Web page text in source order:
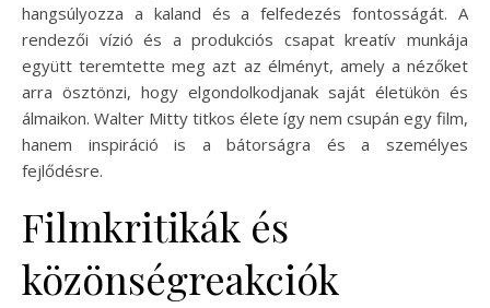
hangsúlyozza a kaland és a felfedezés fontosságát. A
rendezői vízió és a produkciós csapat kreatív munkája
együtt teremtette meg azt az élményt, amely a nézőket
arra ösztönzi, hogy elgondolkodjanak saját életükön és
álmaikon. Walter Mitty titkos élete így nem csupán egy film,
hanem inspiráció is a bátorságra és a személyes
fejlődésre.
Filmkritikák és
közönségreakciók